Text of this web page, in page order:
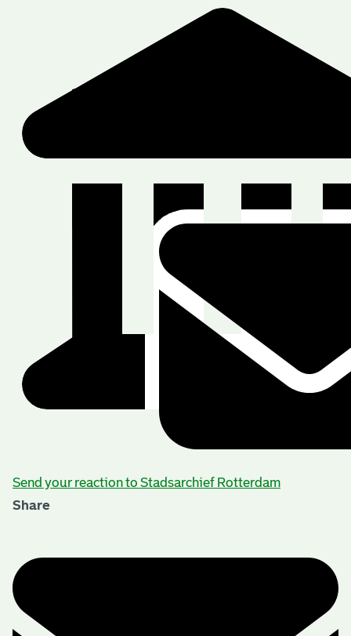
Send your reaction to Stadsarchief Rotterdam
Share